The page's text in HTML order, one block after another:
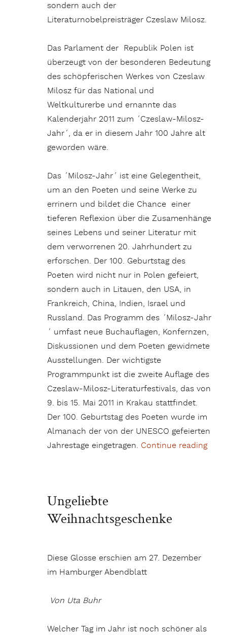
sondern auch der
Literaturnobelpreisträger Czeslaw Milosz.
Das Parlament der Republik Polen ist
überzeugt von der besonderen Bedeutung
des schöpferischen Werkes von Czeslaw
Milosz für das National und
Weltkulturerbe und ernannte das
Kalenderjahr 2011 zum ´Czeslaw-Milosz-
Jahr´, da er in diesem Jahr 100 Jahre alt
geworden wäre.
Das ´Milosz-Jahr´ ist eine Gelegentheit,
um an den Poeten und seine Werke zu
errinern und bildet die Chance einer
tieferen Reflexion über die Zusamenhänge
seines Lebens und seiner Literatur mit
dem verworrenen 20. Jahrhundert zu
erforschen. Der 100. Geburtstag des
Poeten wird nicht nur in Polen gefeiert,
sondern auch in Litauen, den USA, in
Frankreich, China, Indien, Israel und
Russland. Das Programm des ´Milosz-Jahr
´ umfast neue Buchauflagen, Konfernzen,
Diskussionen und dem Poeten gewidmete
Ausstellungen. Der wichtigste
Programmpunkt ist die zweite Auflage des
Czeslaw-Milosz-Literaturfestivals, das von
9. bis 15. Mai 2011 in Krakau stattfindet.
Der 100. Geburtstag des Poeten wurde im
Almanach der von der UNESCO gefeierten
Jahrestage eingetragen. Continue reading
Ungeliebte
Weihnachtsgeschenke
Diese Glosse erschien am 27. Dezember
im Hamburger Abendblatt
Von Uta Buhr
Welcher Tag im Jahr ist noch schöner als